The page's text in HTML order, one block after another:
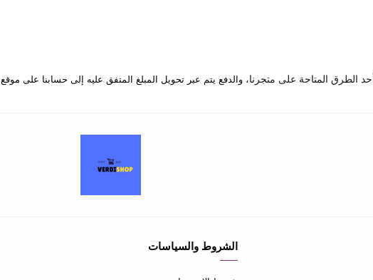
والدفع يتم عبر تحويل المبلغ المتفق عليه إلى حسابنا على موقع PayPal ، وبعدها يتم إرسال المنتج إلى المكان المتفق عليه.
الشروط والسياسات